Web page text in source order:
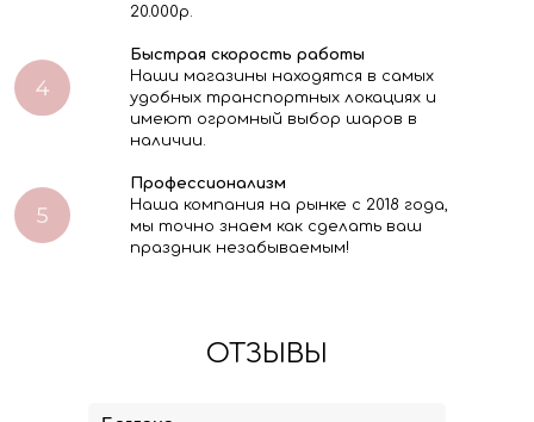
20.000р.
Быстрая скорость работы
Наши магазины находятся в самых
удобных транспортных локациях и
имеют огромный выбор шаров в
наличии.
Профессионализм
Наша компания на рынке с 2018 года,
мы точно знаем как сделать ваш
праздник незабываемым!
ОТЗЫВЫ